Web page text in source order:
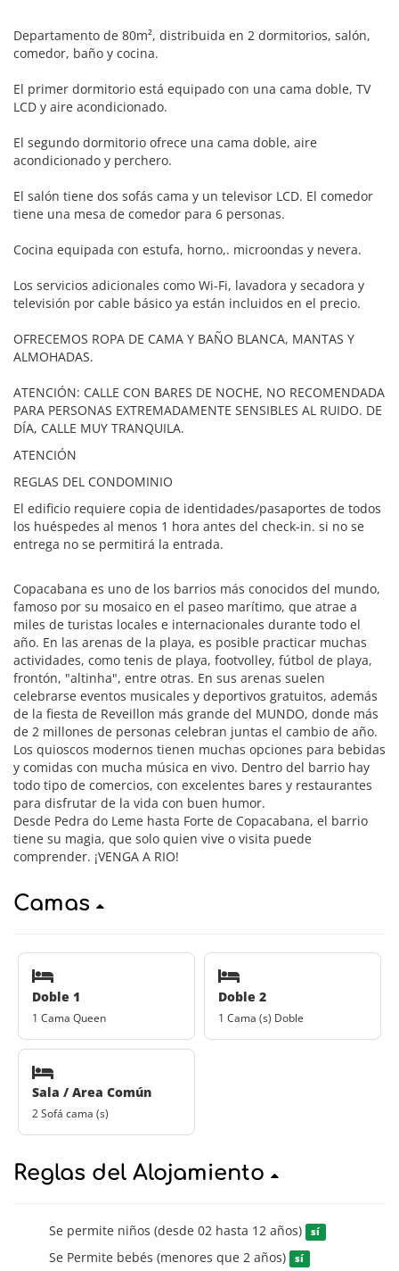
Departamento de 80m², distribuida en 2 dormitorios, salón,
comedor, baño y cocina.
El primer dormitorio está equipado con una cama doble, TV
LCD y aire acondicionado.
El segundo dormitorio ofrece una cama doble, aire
acondicionado y perchero.
El salón tiene dos sofás cama y un televisor LCD. El comedor
tiene una mesa de comedor para 6 personas.
Cocina equipada con estufa, horno,. microondas y nevera.
Los servicios adicionales como Wi-Fi, lavadora y secadora y
televisión por cable básico ya están incluidos en el precio.
OFRECEMOS ROPA DE CAMA Y BAÑO BLANCA, MANTAS Y
ALMOHADAS.
ATENCIÓN: CALLE CON BARES DE NOCHE, NO RECOMENDADA
PARA PERSONAS EXTREMADAMENTE SENSIBLES AL RUIDO. DE
DÍA, CALLE MUY TRANQUILA.
ATENCIÓN
REGLAS DEL CONDOMINIO
El edificio requiere copia de identidades/pasaportes de todos
los huéspedes al menos 1 hora antes del check-in. si no se
entrega no se permitirá la entrada.
Copacabana es uno de los barrios más conocidos del mundo,
famoso por su mosaico en el paseo marítimo, que atrae a
miles de turistas locales e internacionales durante todo el
año. En las arenas de la playa, es posible practicar muchas
actividades, como tenis de playa, footvolley, fútbol de playa,
frontón, "altinha", entre otras. En sus arenas suelen
celebrarse eventos musicales y deportivos gratuitos, además
de la fiesta de Reveillon más grande del MUNDO, donde más
de 2 millones de personas celebran juntas el cambio de año.
Los quioscos modernos tienen muchas opciones para bebidas
y comidas con mucha música en vivo. Dentro del barrio hay
todo tipo de comercios, con excelentes bares y restaurantes
para disfrutar de la vida con buen humor.
Desde Pedra do Leme hasta Forte de Copacabana, el barrio
tiene su magia, que solo quien vive o visita puede
comprender. ¡VENGA A RIO!
Camas
Doble 1
1 Cama Queen
Doble 2
1 Cama (s) Doble
Sala / Area Común
2 Sofá cama (s)
Reglas del Alojamiento
Se permite niños (desde 02 hasta 12 años) sí
Se Permite bebés (menores que 2 años) sí